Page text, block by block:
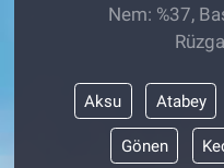
Nem: %37,
Aksu Atabey
Gönen